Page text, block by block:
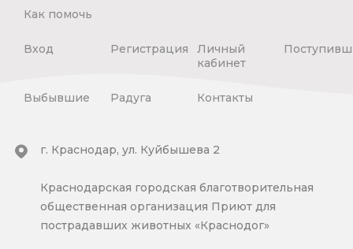
Как помочь
Вход Регистрация
Личный
кабинет
Выбывшие Радуга Контакты
г. Краснодар, ул. Куйбышева 2
Краснодарская городская благотворительная
общественная организация Приют для
пострадавших животных «Краснодог»